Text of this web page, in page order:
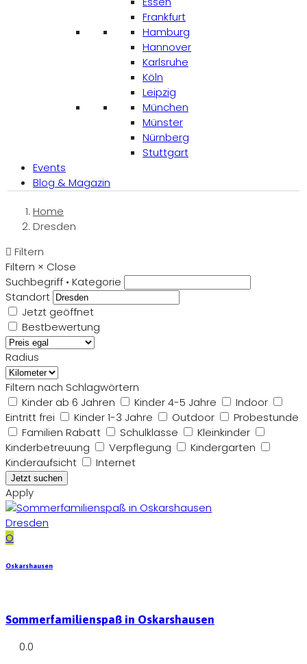
Frankfurt
Hamburg
Hannover
Karlsruhe
Köln
Leipzig
München
Münster
Nürnberg
Stuttgart
Events
Blog & Magazin
Home
Dresden
Filtern
Filtern × Close
Suchbegriff • Kategorie
Standort
Jetzt geöffnet
Bestbewertung
Radius
Filtern nach Schlagwörtern
Kinder ab 6 Jahren
Kinder 4-5 Jahre
Indoor
Eintritt frei
Kinder 1-3 Jahre Outdoor
Probestunde
Familien Rabatt
Schulklasse
Kleinkinder
Kinderbetreuung
Verpflegung
Kindergarten
Kinderaufsicht
Internet
Apply
Dresden
O
Oskarshausen
Sommerfamilienspaß in Oskarshausen
0.0